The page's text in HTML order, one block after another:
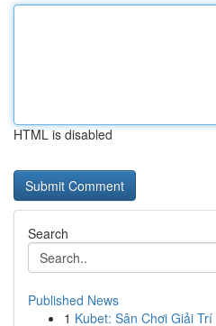
HTML is disabled
Search
Published News
1 Kubet: Sân Chơi Giải